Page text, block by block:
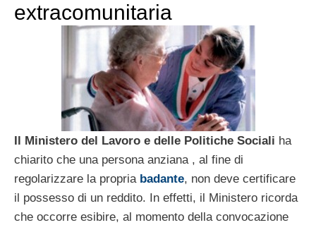
extracomunitaria
Il Ministero del Lavoro e delle Politiche Sociali ha
chiarito che una persona anziana , al fine di
regolarizzare la propria badante, non deve certificare
il possesso di un reddito. In effetti, il Ministero ricorda
che occorre esibire, al momento della convocazione